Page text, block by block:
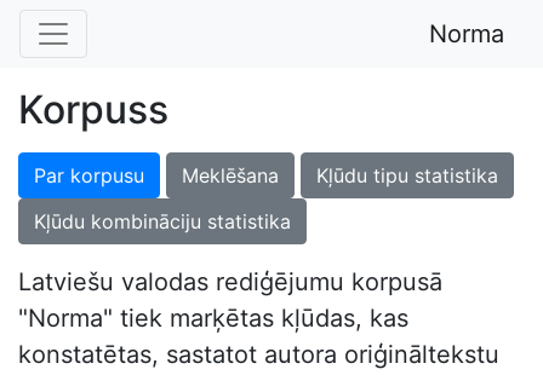
Norma
Korpuss
Par korpusu Meklēšana
Kļūdu tipu statistika
Kļūdu kombināciju statistika
Latviešu valodas rediģējumu korpusā
"Norma" tiek marķētas kļūdas, kas
konstatētas, sastatot autora oriģināltekstu